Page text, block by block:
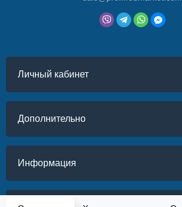
Личный кабинет
Дополнительно
Информация